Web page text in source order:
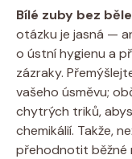
Bílé zuby bez
otázku je jasná —
o ústní hygienu a
zázraky.
vašeho úsměvu;
chytrých triků,
chemikálií. Takže,
přehodnotit běžné